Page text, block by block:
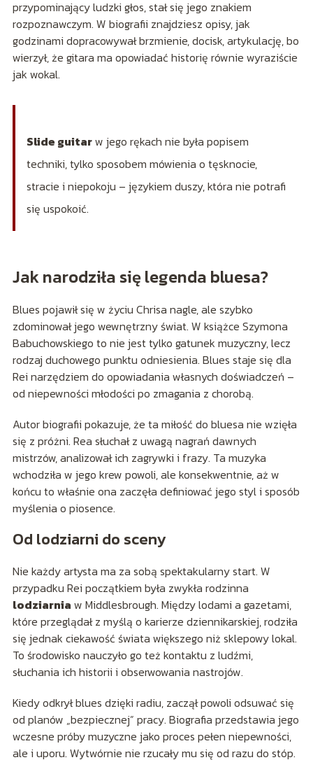
przypominający ludzki głos, stał się jego znakiem
rozpoznawczym. W biografii znajdziesz opisy, jak
godzinami dopracowywał brzmienie, docisk, artykulację, bo
wierzył, że gitara ma opowiadać historię równie wyraziście
jak wokal.
Slide guitarw jego rękach nie była popisem
techniki, tylko sposobem mówienia o tęsknocie,
stracie i niepokoju – językiem duszy, która nie potrafi
się uspokoić.
Jak narodziła się legenda bluesa?
Blues pojawił się w życiu Chrisa nagle, ale szybko
zdominował jego wewnętrzny świat. W książce Szymona
Babuchowskiego to nie jest tylko gatunek muzyczny, lecz
rodzaj duchowego punktu odniesienia. Blues staje się dla
Rei narzędziem do opowiadania własnych doświadczeń –
od niepewności młodości po zmagania z chorobą.
Autor biografii pokazuje, że ta miłość do bluesa nie wzięła
się z próżni. Rea słuchał z uwagą nagrań dawnych
mistrzów, analizował ich zagrywki i frazy. Ta muzyka
wchodziła w jego krew powoli, ale konsekwentnie, aż w
końcu to właśnie ona zaczęła definiować jego styl i sposób
myślenia o piosence.
Od lodziarni do sceny
Nie każdy artysta ma za sobą spektakularny start. W
przypadku Rei początkiem była zwykła rodzinna
lodziarnia w Middlesbrough. Między lodami a gazetami,
które przeglądał z myślą o karierze dziennikarskiej, rodziła
się jednak ciekawość świata większego niż sklepowy lokal.
To środowisko nauczyło go też kontaktu z ludźmi,
słuchania ich historii i obserwowania nastrojów.
Kiedy odkrył blues dzięki radiu, zaczął powoli odsuwać się
od planów „bezpiecznej” pracy. Biografia przedstawia jego
wczesne próby muzyczne jako proces pełen niepewności,
ale i uporu. Wytwórnie nie rzucały mu się od razu do stóp.